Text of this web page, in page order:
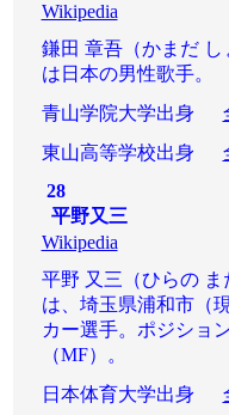
Wikipedia
鎌田 章吾（かまだ し
は日本の男性歌手。
青山学院大学出身
東山高等学校出身
28
平野又三
Wikipedia
平野 又三（ひらの ま
は、埼玉県浦和市（
カー選手。ポジショ
（MF）。
日本体育大学出身